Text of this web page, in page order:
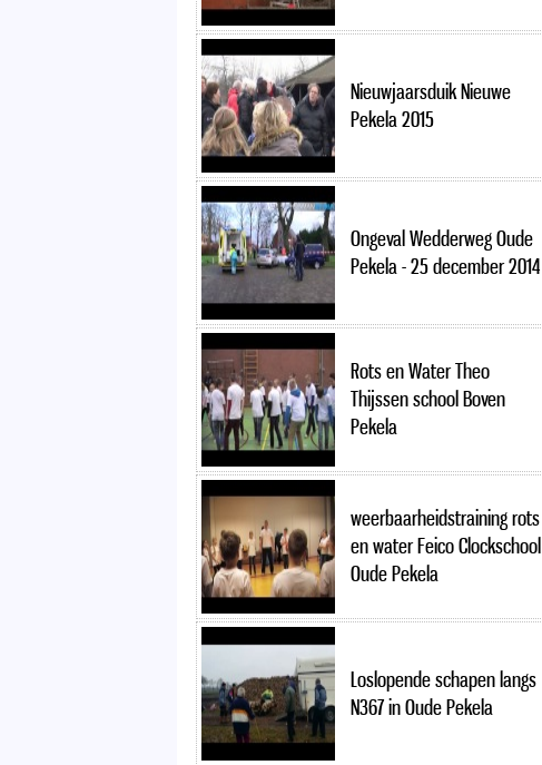
Nieuwjaarsduik Nieuwe
Pekela 2015
Ongeval Wedderweg Oude
Pekela - 25 december 2014
Rots en Water Theo
Thijssen school Boven
Pekela
weerbaarheidstraining rots
en water Feico Clockschool
Oude Pekela
Loslopende schapen langs
N367 in Oude Pekela